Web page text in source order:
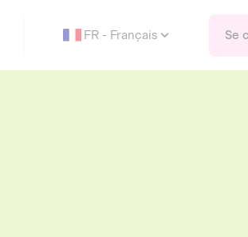
FR - Français Se